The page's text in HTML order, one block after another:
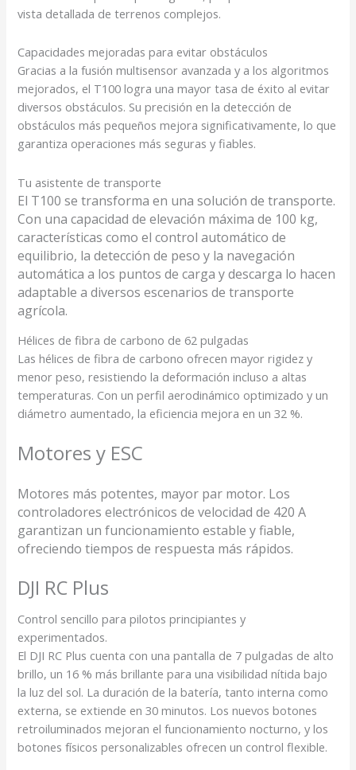
vista detallada de terrenos complejos.
Capacidades mejoradas para evitar obstáculos
Gracias a la fusión multisensor avanzada y a los algoritmos
mejorados, el T100 logra una mayor tasa de éxito al evitar
diversos obstáculos. Su precisión en la detección de
obstáculos más pequeños mejora significativamente, lo que
garantiza operaciones más seguras y fiables.
Tu asistente de transporte
El T100 se transforma en una solución de transporte.
Con una capacidad de elevación máxima de 100 kg,
características como el control automático de
equilibrio, la detección de peso y la navegación
automática a los puntos de carga y descarga lo hacen
adaptable a diversos escenarios de transporte
agrícola.
Hélices de fibra de carbono de 62 pulgadas
Las hélices de fibra de carbono ofrecen mayor rigidez y
menor peso, resistiendo la deformación incluso a altas
temperaturas. Con un perfil aerodinámico optimizado y un
diámetro aumentado, la eficiencia mejora en un 32 %.
Motores y ESC
Motores más potentes, mayor par motor. Los
controladores electrónicos de velocidad de 420 A
garantizan un funcionamiento estable y fiable,
ofreciendo tiempos de respuesta más rápidos.
DJI RC Plus
Control sencillo para pilotos principiantes y
experimentados.
El DJI RC Plus cuenta con una pantalla de 7 pulgadas de alto
brillo, un 16 % más brillante para una visibilidad nítida bajo
la luz del sol. La duración de la batería, tanto interna como
externa, se extiende en 30 minutos. Los nuevos botones
retroiluminados mejoran el funcionamiento nocturno, y los
botones físicos personalizables ofrecen un control flexible.